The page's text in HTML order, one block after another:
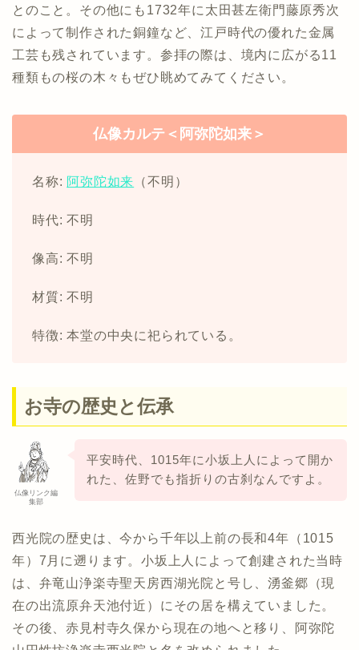
とのこと。その他にも1732年に太田甚左衛門藤原秀次
によって制作された銅鐘など、江戸時代の優れた金属
工芸も残されています。参拝の際は、境内に広がる11
種類もの桜の木々もぜひ眺めてみてください。
仏像カルテ＜阿弥陀如来＞
名称: 阿弥陀如来 （不明）
時代: 不明
像高: 不明
材質: 不明
特徴: 本堂の中央に祀られている。
お寺の歴史と伝承
仏像リンク編
集部
平安時代、1015年に小坂上人によって開か
れた、佐野でも指折りの古刹なんですよ。
西光院の歴史は、今から千年以上前の長和4年（1015
年）7月に遡ります。小坂上人によって創建された当時
は、弁竜山浄楽寺聖天房西湖光院と号し、湧釜郷（現
在の出流原弁天池付近）にその居を構えていました。
その後、赤見村寺久保から現在の地へと移り、阿弥陀